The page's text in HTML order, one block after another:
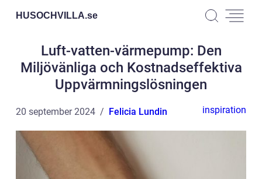
HUSOCHVILLA.se
Luft-vatten-värmepump: Den
Miljövänliga och Kostnadseffektiva
Uppvärmningslösningen
20 september 2024 Felicia Lundin inspiration